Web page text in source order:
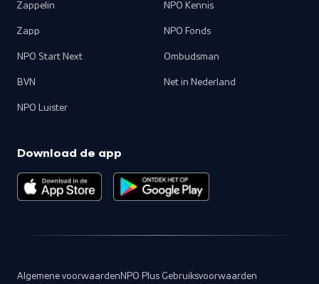
Zappelin
Zapp
NPO Start Next
BVN
NPO Luister
NPO Kennis
NPO Fonds
Ombudsman
Net in Nederland
Download de app
Algemene voorwaarden NPO Plus Gebruiksvoorwaarden